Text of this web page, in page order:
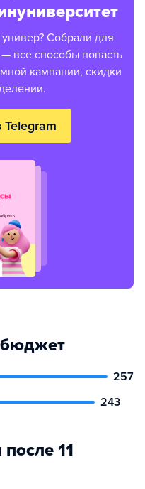
универ? Собрали для
все способы попасть
кампании, скидки
Telegram
бюджет
257
243
11